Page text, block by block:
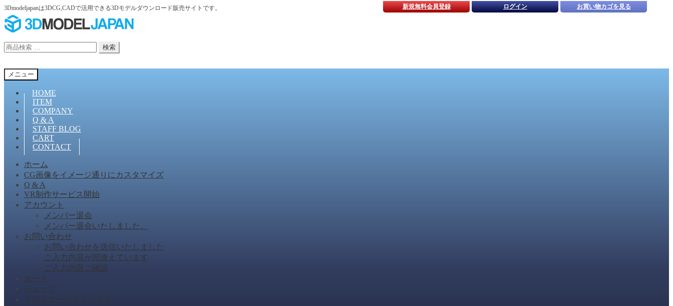
3Dmodeljapanは3DCG,CADで活用できる3Dモデルダウンロード販売サイトです。 新規無料会員登録 ログイン お買い物カゴを見る
ナ
ビ
ー
ョ
ン
コ
ン
ン
へ
ス
検
対
象:
検索
メニュー
HOME
ITEM
COMPANY
Q & A
STAFF BLOG
CART
CONTACT
ホーム
CG画像をイメージ通りにカスタマイズ
Q & A
VR制作サービス開始
アカウント
メンバー退会
メンバー退会いたしました。
お問い合わせ
お問い合わせを送信いたしました
ご入力内容が間違えています
ご入力内容ご確認
カート
ショップ
デザイナーズライブラリ